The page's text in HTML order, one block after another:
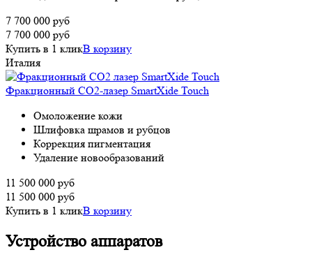
7 700 000 руб
7 700 000 руб
Купить в 1 кликВ корзину
Италия
Фракционный СО2-лазер SmartXide Touch
Омоложение кожи
Шлифовка шрамов и рубцов
Коррекция пигментация
Удаление новообразований
11 500 000 руб
11 500 000 руб
Купить в 1 кликВ корзину
Устройство аппаратов